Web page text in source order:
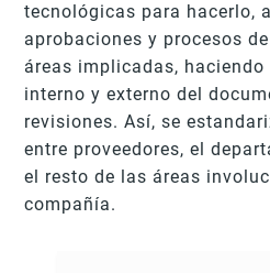
tecnológicas para hacerlo,
aprobaciones y procesos
áreas implicadas,
interno y externo del
revisiones. Así, se
entre proveedores, el
el resto de las áreas
compañía.